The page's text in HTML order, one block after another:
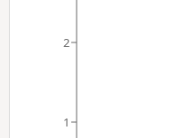
1
2